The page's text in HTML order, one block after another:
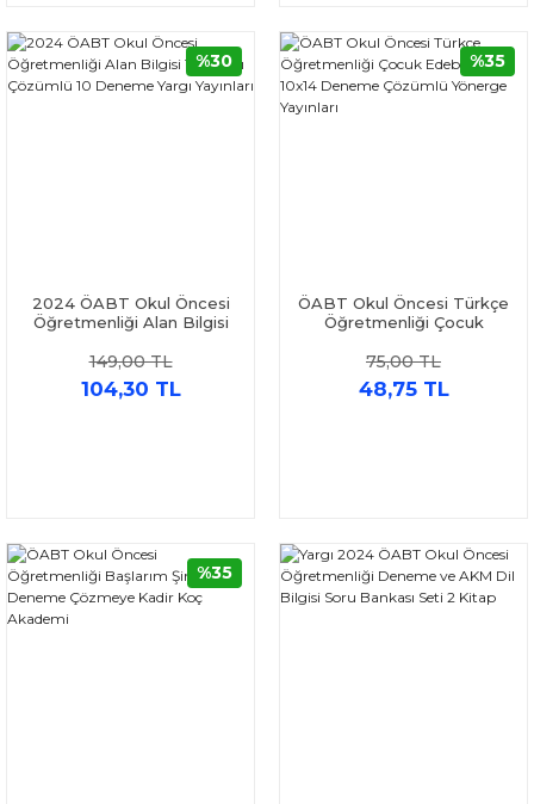
2024 ÖABT Okul Öncesi
Öğretmenliği Alan Bilgisi
Deneme Yargı Yayınları
149,00 TL
104,30 TL
%30
ÖABT Okul Öncesi Türkçe
Öğretmenliği Çocuk
Çözümlü Yönerge Yayınları
75,00 TL
48,75 TL
%35
%35